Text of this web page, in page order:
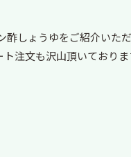
しょうゆをご紹介いただ
注文も沢山頂いておりま